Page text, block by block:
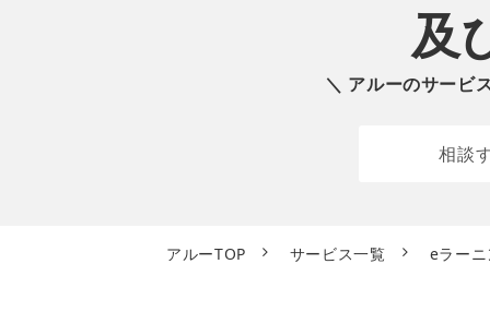
及
＼ アルーのサービ
相談
アルーTOP サービス一覧 eラー